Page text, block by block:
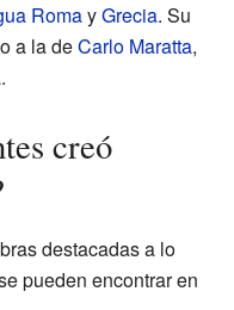
RomayGrecia. Su
a la deCarlo Maratta,
creó
destacadas a lo
pueden encontrar en